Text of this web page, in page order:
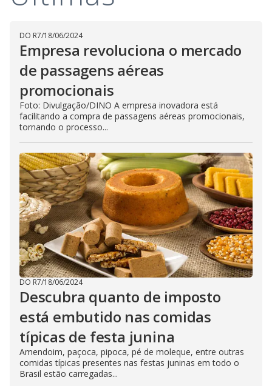
DO R7/18/06/2024
Empresa revoluciona o mercado
de passagens aéreas
promocionais
Foto: Divulgação/DINO A empresa inovadora está
facilitando a compra de passagens aéreas promocionais,
tornando o processo...
DO R7/18/06/2024
Descubra quanto de imposto
está embutido nas comidas
típicas de festa junina
Amendoim, paçoca, pipoca, pé de moleque, entre outras
comidas típicas presentes nas festas juninas em todo o
Brasil estão carregadas...